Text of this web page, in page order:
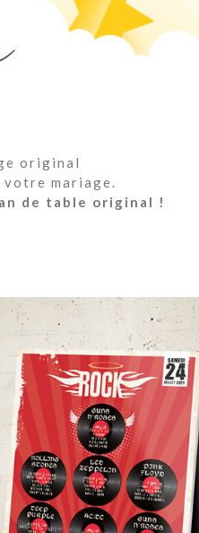
original
mariage.
de table original !